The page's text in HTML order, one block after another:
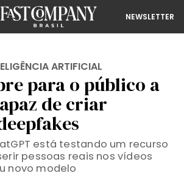
NEWSLETTER
ARTIFICIAL
para o público a
de criar
está testando um recurso
pessoas reais nos vídeos
novo modelo